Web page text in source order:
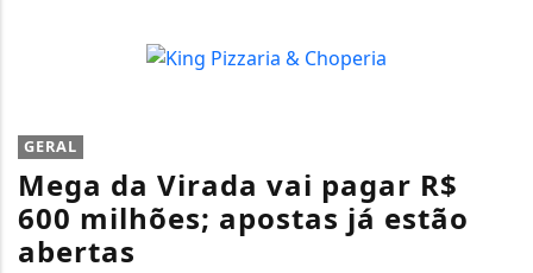
GERAL
Mega da Virada vai pagar R$
600 milhões; apostas já estão
abertas